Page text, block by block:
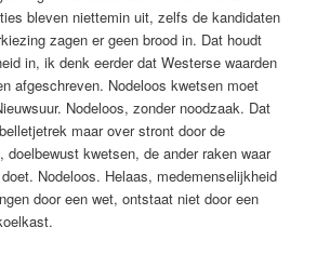
bleven niettemin uit, zelfs de kandidaten
zagen er geen brood in. Dat houdt
in, ik denk eerder dat Westerse waarden
afgeschreven. Nodeloos kwetsen moet
Nodeloos, zonder noodzaak. Dat
maar over stront door de
doelbewust kwetsen, de ander raken waar
Nodeloos. Helaas, medemenselijkheid
door een wet, ontstaat niet door een